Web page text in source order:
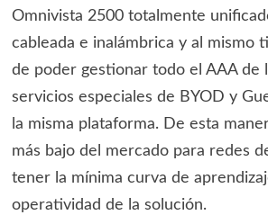
Omnivista 2500 totalmente
cableada e inalámbrica y al mismo
de poder gestionar todo el AAA de
servicios especiales de BYOD y
la misma plataforma. De esta
más bajo del mercado para redes
tener la mínima curva de
operatividad de la solución.